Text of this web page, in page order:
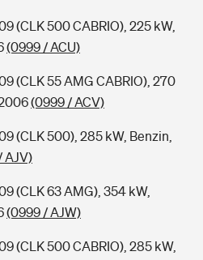
(CLK 500 CABRIO), 225 kW,
(0999 / ACU)
(CLK 55 AMG CABRIO), 270
(0999 / ACV)
(CLK 500), 285 kW, Benzin,
AJV)
(CLK 63 AMG), 354 kW,
(0999 / AJW)
(CLK 500 CABRIO), 285 kW,